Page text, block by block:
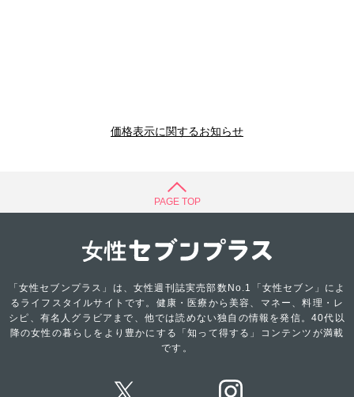
価格表示に関するお知らせ
PAGE TOP
「女性セブンプラス」は、女性週刊誌実売部数No.1「女性セブン」によ
るライフスタイルサイトです。健康・医療から美容、マネー、料理・レ
シピ、有名人グラビアまで、他では読めない独自の情報を発信。40代以
降の女性の暮らしをより豊かにする「知って得する」コンテンツが満載
です。